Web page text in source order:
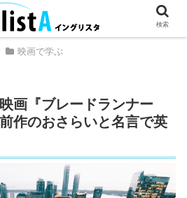
るとちょっとハッピー。
映画で学ぶ
画『ブレードランナー
作のおさらいと名言で英
検索